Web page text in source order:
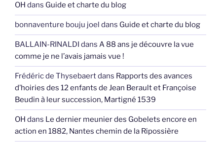
OH dans Guide et charte du blog
bonnaventure bouju joel dans Guide et charte du blog
BALLAIN-RINALDI dans A 88 ans je découvre la vue
comme je ne l’avais jamais vue !
Frédéric de Thysebaertdans Rapports des avances
d’hoiries des 12 enfants de Jean Berault et Françoise
Beudin à leur succession, Martigné 1539
OH dans Le dernier meunier des Gobelets encore en
action en 1882, Nantes chemin de la Ripossière